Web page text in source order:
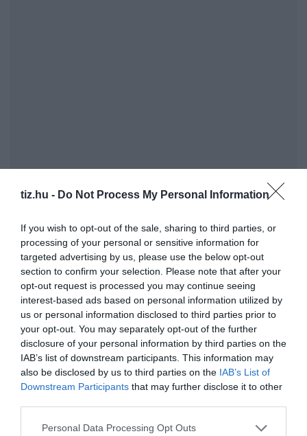
tiz.hu - Do Not Process My Personal Information
If you wish to opt-out of the sale, sharing to third parties, or
processing of your personal or sensitive information for
targeted advertising by us, please use the below opt-out
section to confirm your selection. Please note that after your
opt-out request is processed you may continue seeing
interest-based ads based on personal information utilized by
us or personal information disclosed to third parties prior to
your opt-out. You may separately opt-out of the further
disclosure of your personal information by third parties on the
IAB’s list of downstream participants. This information may
also be disclosed by us to third parties on the IAB’s List of
Downstream Participants that may further disclose it to other
Personal Data Processing Opt Outs
Befektetted a Babavárót? Több mint 5 milliót
kereshettél!
Nyolc gyors kvíz kérdés: Ezt az érdekes kvízt neked
csináltuk
Kvíz-mix: Megbirkózol ezekkel a kérdésekkel?